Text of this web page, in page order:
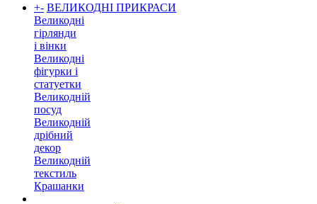
+- ВЕЛИКОДНІ ПРИКРАСИ
Великодні
гірлянди
і вінки
Великодні
фігурки і
статуетки
Великодній
посуд
Великодній
дрібний
декор
Великодній
текстиль
Крашанки